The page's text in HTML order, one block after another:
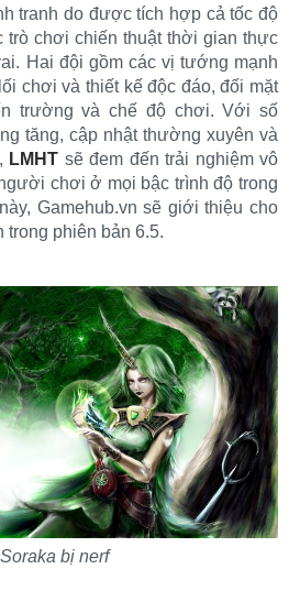
tranh do được tích hợp cả tốc độ
trò chơi chiến thuật thời gian thực
Hai đội gồm các vị tướng mạnh
chơi và thiết kế độc đáo, đối mặt
trường và chế độ chơi. Với số
tăng, cập nhật thường xuyên và
LMHT sẽ đem đến trải nghiệm vô
chơi ở mọi bậc trình độ trong
Gamehub.vn sẽ giới thiệu cho
trong phiên bản 6.5.
Soraka bị nerf